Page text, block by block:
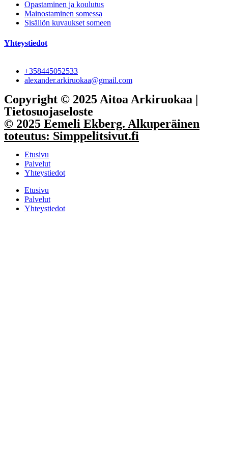
Opastaminen ja koulutus
Mainostaminen somessa
Sisällön kuvaukset someen
Yhteystiedot
+358445052533
alexander.arkiruokaa@gmail.com
Copyright © 2025 Aitoa Arkiruokaa |
Tietosuojaseloste
© 2025 Eemeli Ekberg. Alkuperäinen
toteutus: Simppelitsivut.fi
Etusivu
Palvelut
Yhteystiedot
Etusivu
Palvelut
Yhteystiedot